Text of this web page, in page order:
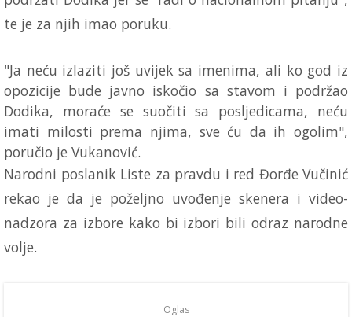
te je za njih imao poruku.
"Ja neću izlaziti još uvijek sa imenima, ali ko god iz
opozicije bude javno iskočio sa stavom i podržao
Dodika, moraće se suočiti sa posljedicama, neću
imati milosti prema njima, sve ću da ih ogolim",
poručio je Vukanović.
Narodni poslanik Liste za pravdu i red Đorđe Vučinić
rekao je da je poželjno uvođenje skenera i video-
nadzora za izbore kako bi izbori bili odraz narodne
volje.
Oglas